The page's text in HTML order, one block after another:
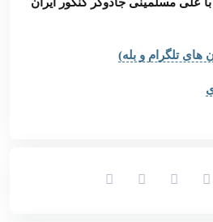
های تلگرام و بله)